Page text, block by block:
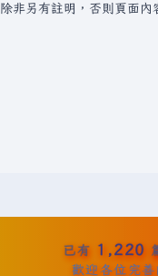
除非另有註明，否則頁面內
已有 1,220
歡迎各位完